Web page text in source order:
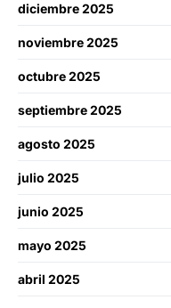
diciembre 2025
noviembre 2025
octubre 2025
septiembre 2025
agosto 2025
julio 2025
junio 2025
mayo 2025
abril 2025